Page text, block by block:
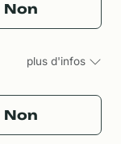
Non
plus d'infos
Non